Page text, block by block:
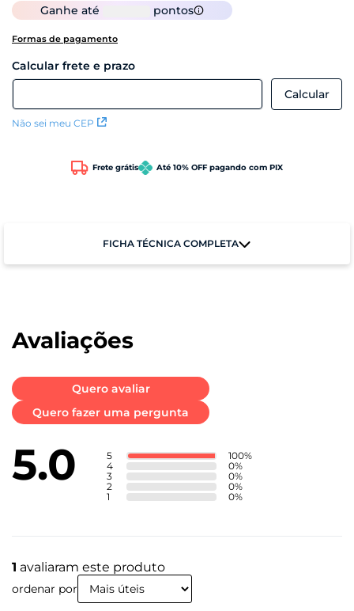
Ganhe até pontos
Formas de pagamento
Não sei meu CEP
Frete grátis Até 10% OFF pagando com PIX
FICHA TÉCNICA COMPLETA
Preto
103 g
Conectividade
Certificado de homologação Anatel
Garantia/Meses
Avaliações
5.0 5 100%
4
0%
3
0%
2
0%
1
0%
Quero avaliar
Quero fazer uma pergunta
1 avaliaram este produto
ordenar por